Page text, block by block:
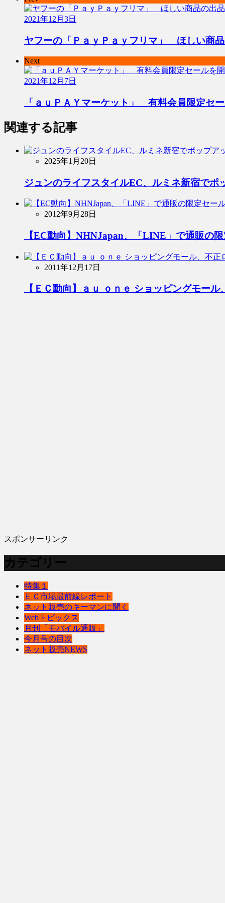
2021年12月3日
ヤフーの「ＰａｙＰａｙフリマ」 ほしい商
Next
2021年12月7日
「ａｕＰＡＹマーケット」 有料会員限定セ
関連する記事
2025年1月20日
ジュンのライフスタイルEC、ルミネ新宿で
2012年9月28日
【EC動向】NHNJapan、「LINE」で通販の
2011年12月17日
【ＥＣ動向】ａｕ ｏｎｅ ショッピングモー
スポンサーリンク
カテゴリー
特集１
ＥＣ市場最前線レポート
ネット販売のキーマンに聞く
Webトピックス
月刊「モバイル通販」
今月号の目次
ネット販売NEWS